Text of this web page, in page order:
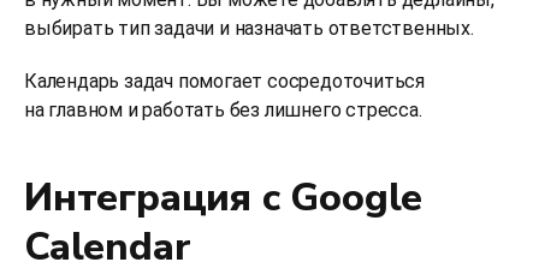
выбирать тип задачи и назначать ответственных.
Календарь задач помогает сосредоточиться
на главном и работать без лишнего стресса.
Интеграция с Google
Calendar